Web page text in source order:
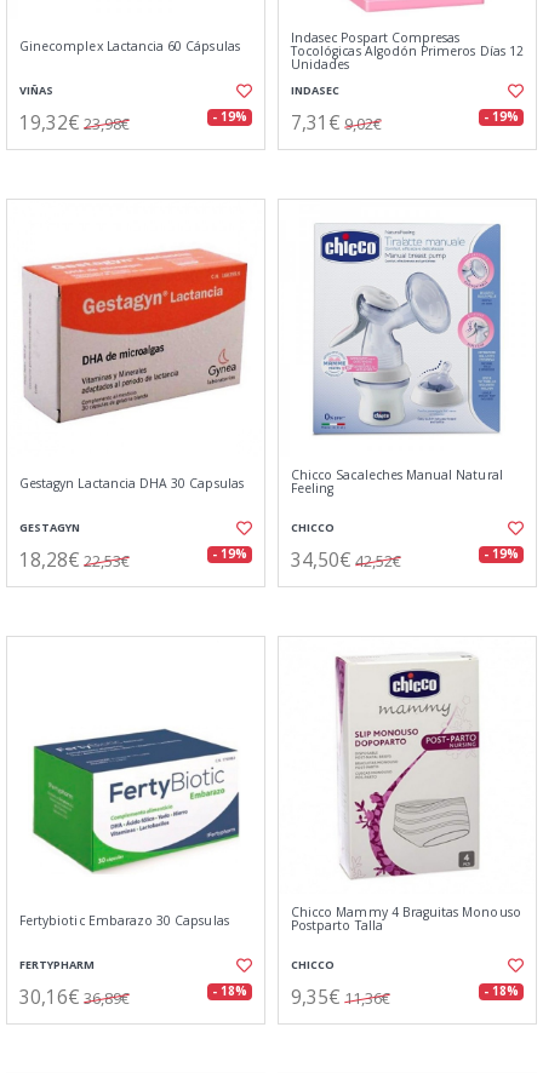
Ginecomplex Lactancia 60 Cápsulas
VIÑAS
19,32€ 23,98€ - 19%
Indasec Pospart Compresas
Tocológicas Algodón Primeros Días 12
Unidades
INDASEC
7,31€ 9,02€ - 19%
Gestagyn Lactancia DHA 30 Capsulas
GESTAGYN
18,28€ 22,53€ - 19%
Chicco Sacaleches Manual Natural
Feeling
CHICCO
34,50€ 42,52€ - 19%
Fertybiotic Embarazo 30 Capsulas
FERTYPHARM
30,16€ 36,89€ - 18%
Chicco Mammy 4 Braguitas Monouso
Postparto Talla
CHICCO
9,35€ 11,36€ - 18%